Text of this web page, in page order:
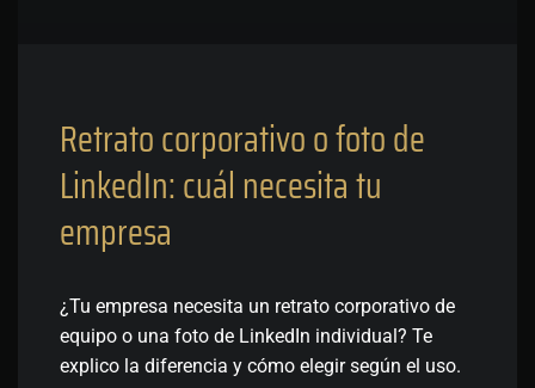
Retrato corporativo o foto de
LinkedIn: cuál necesita tu
empresa
¿Tu empresa necesita un retrato corporativo de
equipo o una foto de LinkedIn individual? Te
explico la diferencia y cómo elegir según el uso.